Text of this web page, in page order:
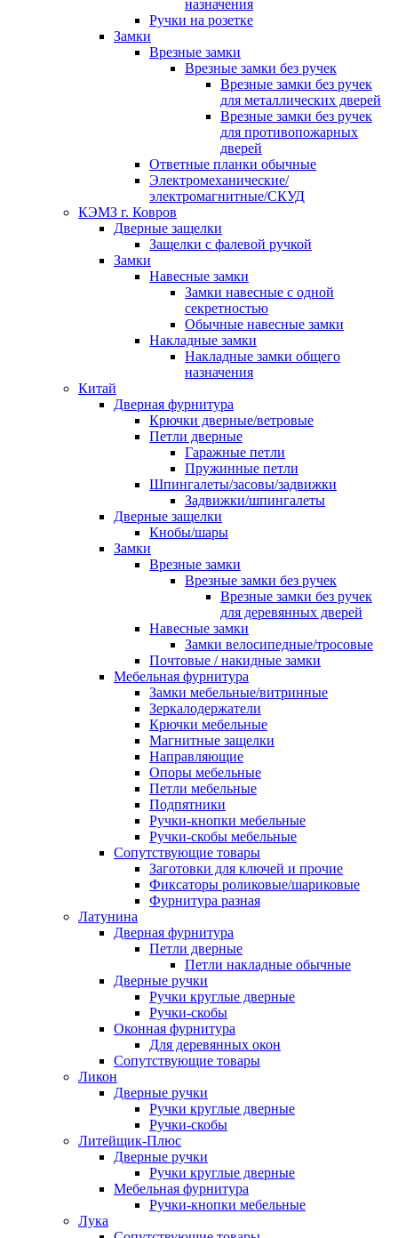
назначения
Ручки на розетке
Замки
Врезные замки
Врезные замки без ручек
Врезные замки без ручек
для металлических дверей
Врезные замки без ручек
для противопожарных
дверей
Ответные планки обычные
Электромеханические/
электромагнитные/СКУД
КЭМЗ г. Ковров
Дверные защелки
Защелки с фалевой ручкой
Замки
Навесные замки
Замки навесные с одной
секретностью
Обычные навесные замки
Накладные замки
Накладные замки общего
назначения
Китай
Дверная фурнитура
Крючки дверные/ветровые
Петли дверные
Гаражные петли
Пружинные петли
Шпингалеты/засовы/задвижки
Задвижки/шпингалеты
Дверные защелки
Кнобы/шары
Замки
Врезные замки
Врезные замки без ручек
Врезные замки без ручек
для деревянных дверей
Навесные замки
Замки велосипедные/тросовые
Почтовые / накидные замки
Мебельная фурнитура
Замки мебельные/витринные
Зеркалодержатели
Крючки мебельные
Магнитные защелки
Направляющие
Опоры мебельные
Петли мебельные
Подпятники
Ручки-кнопки мебельные
Ручки-скобы мебельные
Сопутствующие товары
Заготовки для ключей и прочие
Фиксаторы роликовые/шариковые
Фурнитура разная
Латунина
Дверная фурнитура
Петли дверные
Петли накладные обычные
Дверные ручки
Ручки круглые дверные
Ручки-скобы
Оконная фурнитура
Для деревянных окон
Сопутствующие товары
Ликон
Дверные ручки
Ручки круглые дверные
Ручки-скобы
Литейщик-Плюс
Дверные ручки
Ручки круглые дверные
Мебельная фурнитура
Ручки-кнопки мебельные
Лука